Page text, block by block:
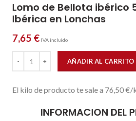
Lomo de Bellota ibérico
Ibérica en Lonchas
7,65 € IVA incluido
AÑADIR AL CARRITO
El kilo de producto te sale a 76,50 €/
INFORMACION DEL